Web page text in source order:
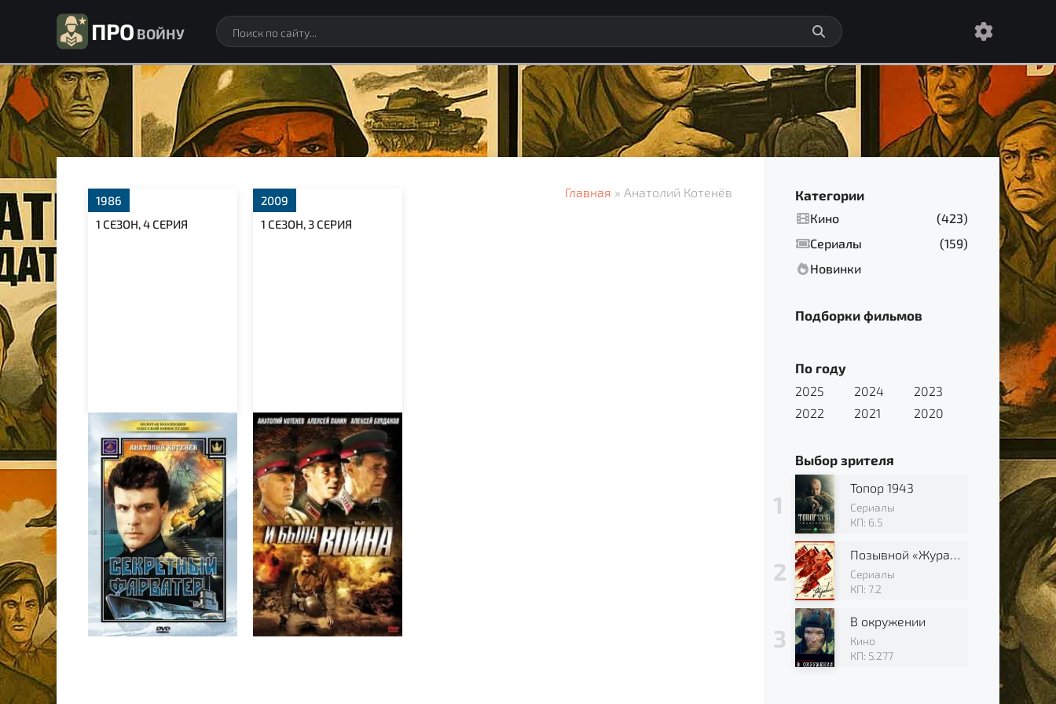
ПРО ВОЙНУ
Главная » Анатолий Котенёв
Секретный фарватер
1986
1 СЕЗОН, 4 СЕРИЯ
И была война
2009
1 СЕЗОН, 3 СЕРИЯ
Категории
Кино
(423)
Сериалы
(159)
Новинки
Подборки фильмов
По году
2025 2024
2023
2022
2021 2020
Выбор зрителя
Топор 1943
Сериалы
КП: 6.5
Сериалы
КП: 7.2
В окружении
Кино
КП: 5.277